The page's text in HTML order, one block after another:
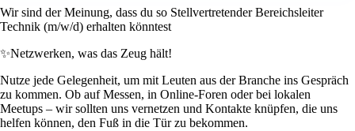
Wir sind der Meinung, dass du so Stellvertretender Bereichsleiter
Technik (m/w/d) erhalten könntest
✨Netzwerken, was das Zeug hält!
Nutze jede Gelegenheit, um mit Leuten aus der Branche ins Gespräch
zu kommen. Ob auf Messen, in Online-Foren oder bei lokalen
Meetups – wir sollten uns vernetzen und Kontakte knüpfen, die uns
helfen können, den Fuß in die Tür zu bekommen.